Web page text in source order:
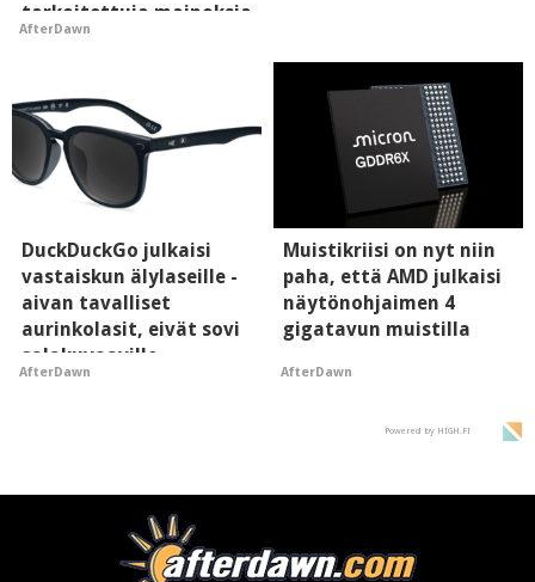
tarkoitettuja mainoksia
- vaikuttaa tekoälyn
AfterDawn
DuckDuckGo julkaisi
vastaiskun älylaseille -
aivan tavalliset
aurinkolasit, eivät sovi
salakuvaaville
hyypiöille
AfterDawn
Muistikriisi on nyt niin
paha, että AMD julkaisi
näytönohjaimen 4
gigatavun muistilla
AfterDawn
Powered by HIGH.FI